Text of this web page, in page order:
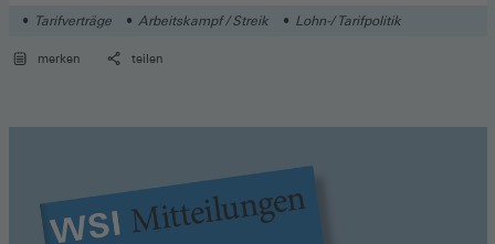
Tarifverträge Arbeitskampf / Streik Lohn-/ Tarifpolitik
merken teilen